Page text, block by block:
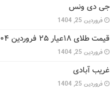
جی دی ونس
فروردین 25, 1404
قیمت طلای ۱۸عیار ۲۵ فروردین ۱۴۰۴
فروردین 25, 1404
غریب آبادی
فروردین 25, 1404